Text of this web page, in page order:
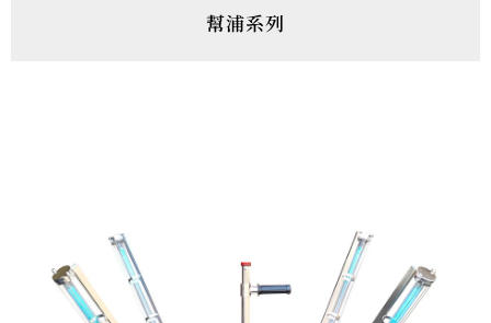
幫浦系列